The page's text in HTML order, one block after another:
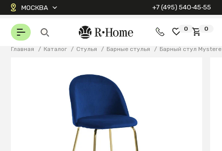
МОСКВА +7 (495) 540‑45‑55
0 0
Главная / Каталог / Стулья / Барные стулья / Барный стул